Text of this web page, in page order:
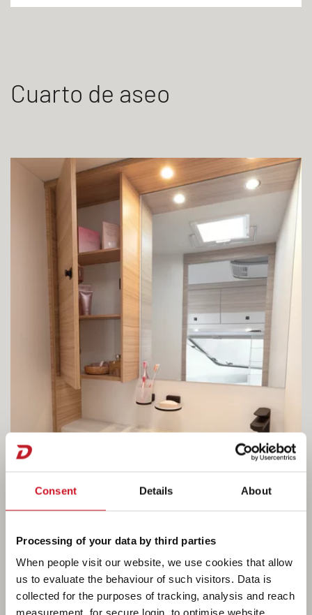
Consent Details About
Processing of your data by third parties
When people visit our website, we use cookies that allow
us to evaluate the behaviour of such visitors. Data is
collected for the purposes of tracking, analysis and reach
measurement, for secure login, to optimise website
Cuarto de aseo